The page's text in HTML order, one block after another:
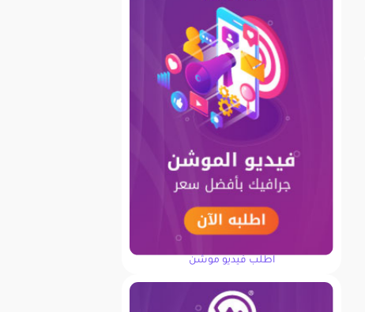
اطلب فيديو موشن